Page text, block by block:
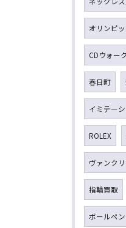
オリンピ
CDウォー
春日町
イミテー
ROLEX
ヴァンク
指輪買取
ボールペン